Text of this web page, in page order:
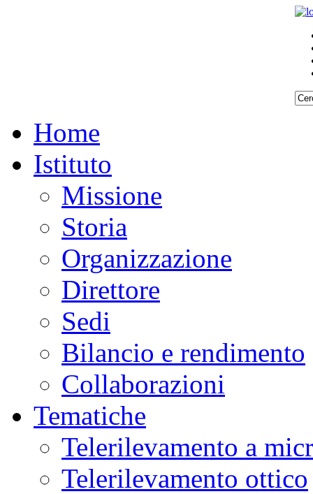
Home
Istituto
Missione
Storia
Organizzazione
Direttore
Sedi
Bilancio e rendimento
Collaborazioni
Tematiche
Telerilevamento a
Telerilevamento ottico